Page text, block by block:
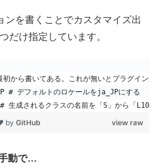
ンを書くことでカスタマイズ出
だけ指定しています。
ら書いてある。これが無いとプラグインが
デフォルトのロケールをja_JPにする
成されるクラスの名前を「S」から「L10n
view raw
by GitHub
動で…